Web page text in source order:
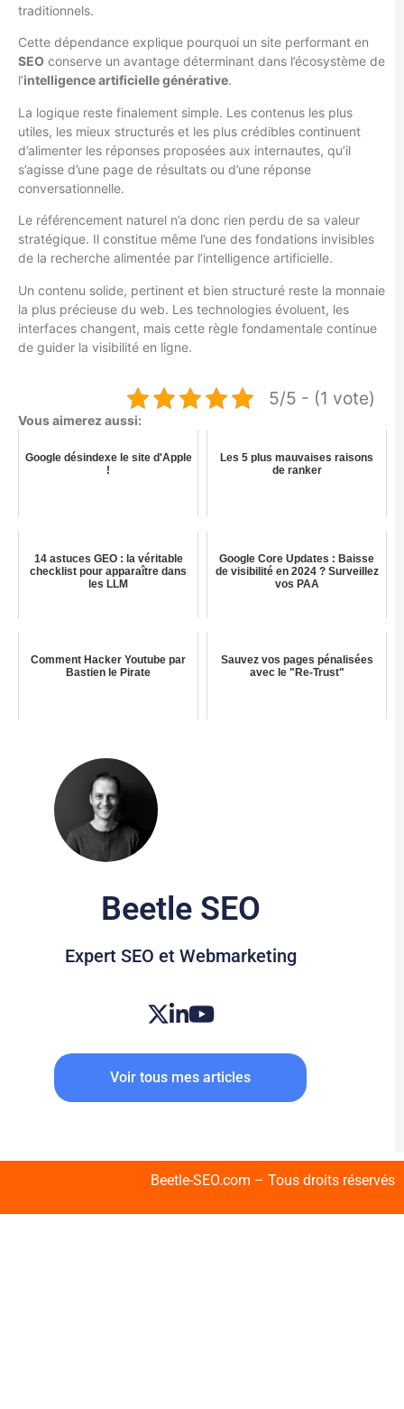
traditionnels.
Cette dépendance explique pourquoi un site performant en
SEO conserve un avantage déterminant dans l’écosystème de
l’intelligence artificielle générative.
La logique reste finalement simple. Les contenus les plus
utiles, les mieux structurés et les plus crédibles continuent
d’alimenter les réponses proposées aux internautes, qu’il
s’agisse d’une page de résultats ou d’une réponse
conversationnelle.
Le référencement naturel n’a donc rien perdu de sa valeur
stratégique. Il constitue même l’une des fondations invisibles
de la recherche alimentée par l’intelligence artificielle.
Un contenu solide, pertinent et bien structuré reste la monnaie
la plus précieuse du web. Les technologies évoluent, les
interfaces changent, mais cette règle fondamentale continue
de guider la visibilité en ligne.
5/5 - (1 vote)
Vous aimerez aussi:
Google désindexe le site d'Apple
!
Les 5 plus mauvaises raisons
de ranker
14 astuces GEO : la véritable
checklist pour apparaître dans
les LLM
Google Core Updates : Baisse
de visibilité en 2024 ? Surveillez
vos PAA
Comment Hacker Youtube par
Bastien le Pirate
Sauvez vos pages pénalisées
avec le "Re-Trust"
Beetle SEO
Expert SEO et Webmarketing
Voir tous mes articles
Beetle-SEO.com – Tous droits réservés